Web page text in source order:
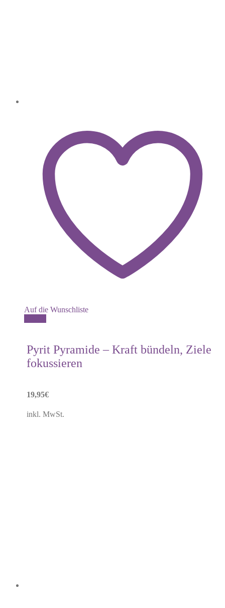
Auf die Wunschliste
Pyrit Pyramide – Kraft bündeln, Ziele
fokussieren
19,95€
inkl. MwSt.